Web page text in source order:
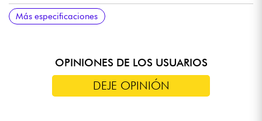
Grosor del mástil 12º traste 22 mm
Pastillas de doble bobina Cort® Voiced Tone VTH59
Volumen, tono, selector de 3 vías
Tune-O-Matic / Stopbar puente/cordial
Cort® clavijas de afinación con bloqueo
Más especificaciones
OPINIONES DE LOS USUARIOS
DEJE OPINIÓN